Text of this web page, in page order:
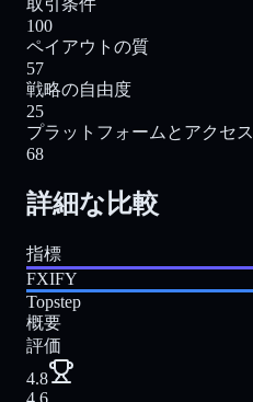
取引条件
100
ペイアウトの質
57
戦略の自由度
25
プラットフォームとアクセス
68
詳細な比較
指標
FXIFY
Topstep
概要
評価
4.8
4.6